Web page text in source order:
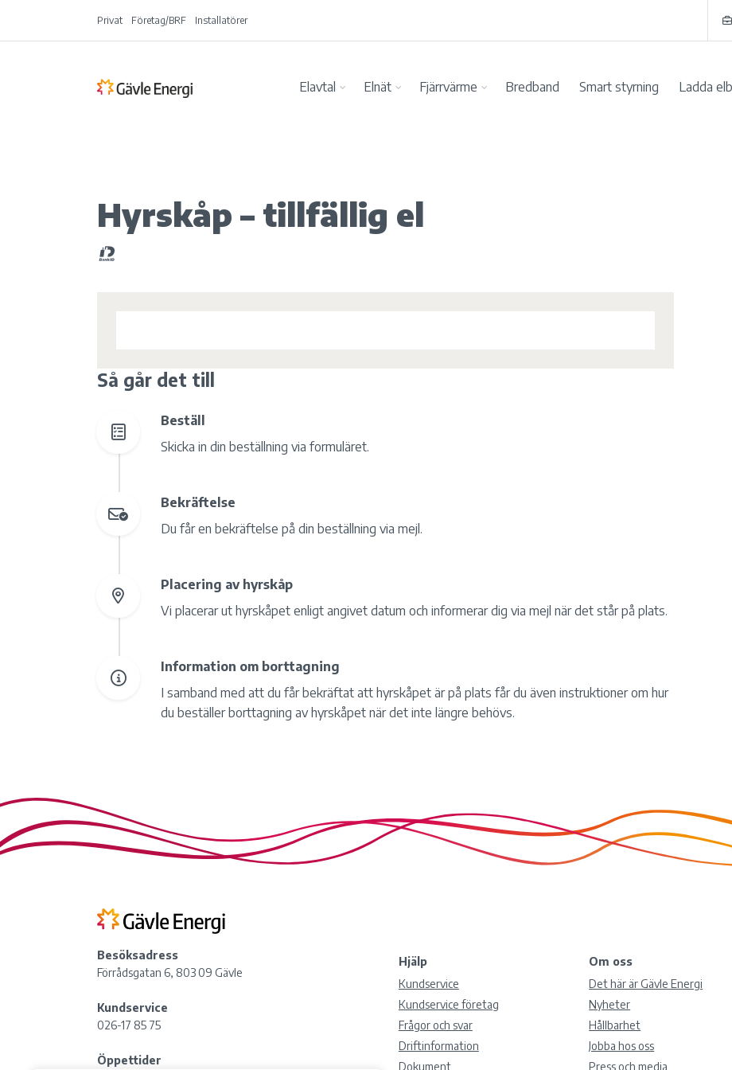
Privat Företag/BRF Installatörer
Elavtal Elnät Fjärrvärme Bredband Smart styrning Ladda
Hyrskåp – tillfällig el
Så går det till
Beställ
Skicka in din beställning via formuläret.
Bekräftelse
Du får en bekräftelse på din beställning via mejl.
Placering av hyrskåp
Vi placerar ut hyrskåpet enligt angivet datum och informerar dig via mejl när det står på plats.
Information om borttagning
I samband med att du får bekräftat att hyrskåpet är på plats får du även instruktioner om hur
du beställer borttagning av hyrskåpet när det inte längre behövs.
Besöksadress
Förrådsgatan 6, 803 09 Gävle
Kundservice
026-17 85 75
Öppettider
Hjälp
Kundservice
Kundservice företag
Frågor och svar
Driftinformation
Dokument
Om oss
Det här är Gävle Energi
Nyheter
Hållbarhet
Jobba hos oss
Press och media